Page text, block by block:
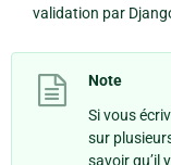
validation par
Note
Si vous
sur
savoir qu’il